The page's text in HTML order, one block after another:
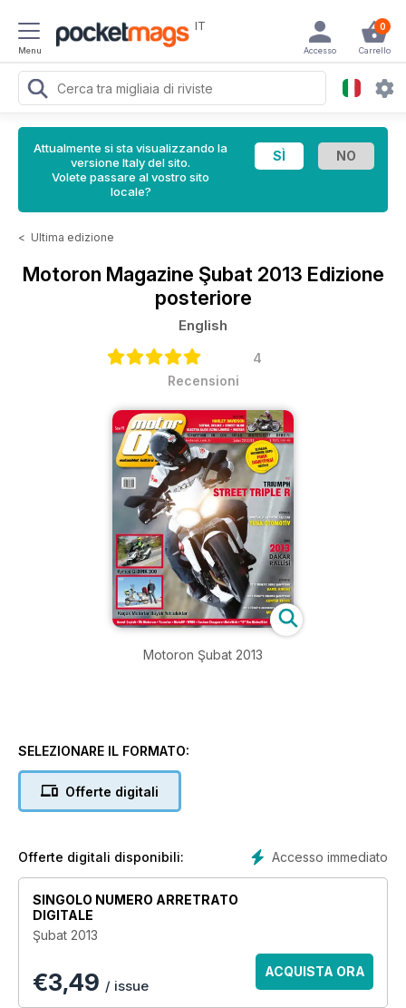
Menu
IT 0
Carrello
Accesso
Attualmente si sta visualizzando la
versione Italy del sito.
Volete passare al vostro sito
locale?
< Ultima edizione
Motoron Magazine Şubat 2013 Edizione
posteriore
English
4
Recensioni
Motoron Şubat 2013
SELEZIONARE IL FORMATO:
Offerte digitali
Accesso immediato
Offerte digitali disponibili:
SINGOLO NUMERO ARRETRATO
DIGITALE
Şubat 2013
€3,49 / issue
ACQUISTA ORA